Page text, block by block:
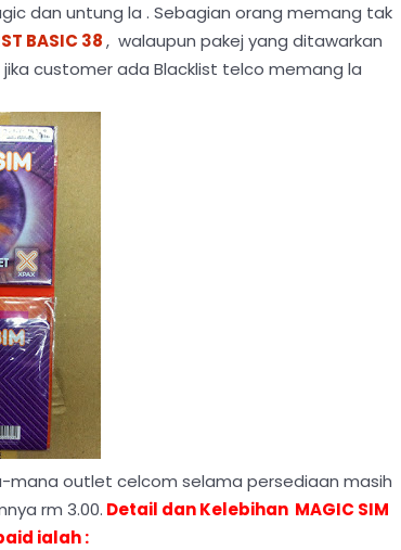
dan untung la . Sebagian orang memang tak
BASIC 38, walaupun pakej yang ditawarkan
customer ada Blacklist telco memang la
mana outlet celcom selama persediaan masih
rm 3.00. Detail dan Kelebihan MAGIC SIM
ialah :